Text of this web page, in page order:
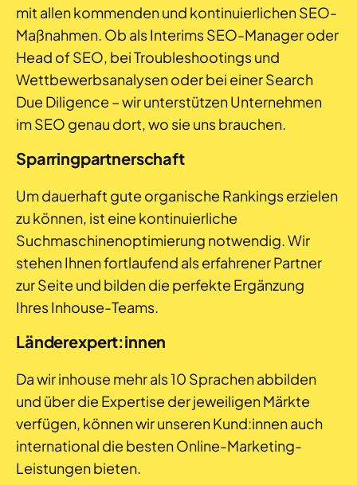
mit allen kommenden und kontinuierlichen SEO-
Maßnahmen. Ob als Interims SEO-Manager oder
Head of SEO, bei Troubleshootings und
Wettbewerbsanalysen oder bei einer Search
Due Diligence – wir unterstützen Unternehmen
im SEO genau dort, wo sie uns brauchen.
Sparringpartnerschaft
Um dauerhaft gute organische Rankings erzielen
zu können, ist eine kontinuierliche
Suchmaschinenoptimierung notwendig. Wir
stehen Ihnen fortlaufend als erfahrener Partner
zur Seite und bilden die perfekte Ergänzung
Ihres Inhouse-Teams.
Länderexpert:innen
Da wir inhouse mehr als 10 Sprachen abbilden
und über die Expertise der jeweiligen Märkte
verfügen, können wir unseren Kund:innen auch
international die besten Online-Marketing-
Leistungen bieten.